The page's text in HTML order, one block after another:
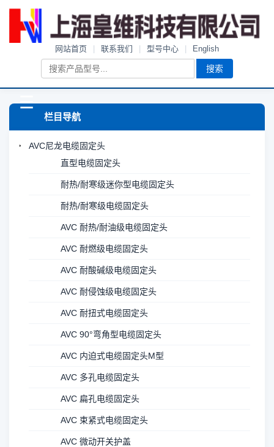
网站首页 联系我们 型号中心 English
搜索
☰
栏目导航
AVC尼龙电缆固定头
直型电缆固定头
耐热/耐寒级迷你型电缆固定头
耐热/耐寒级电缆固定头
AVC 耐热/耐油级电缆固定头
AVC 耐燃级电缆固定头
AVC 耐酸碱级电缆固定头
AVC 耐侵蚀级电缆固定头
AVC 耐扭式电缆固定头
AVC 90°弯角型电缆固定头
AVC 内迫式电缆固定头M型
AVC 多孔电缆固定头
AVC 扁孔电缆固定头
AVC 束紧式电缆固定头
AVC 微动开关护盖